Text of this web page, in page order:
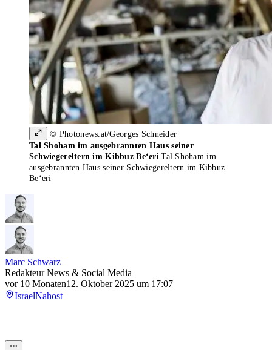
© Photonews.at/Georges Schneider
Tal Shoham im ausgebrannten Haus seiner
Schwiegereltern im Kibbuz Be‘eri|Tal Shoham im
ausgebrannten Haus seiner Schwiegereltern im Kibbuz
Be‘eri
Marc Schwarz
Redakteur News & Social Media
vor 10 Monaten12. Oktober 2025 um 17:07
IsraelNahost